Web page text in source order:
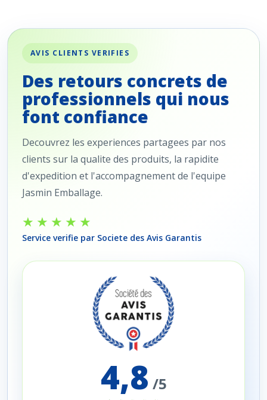
AVIS CLIENTS VERIFIES
Des retours concrets de
professionnels qui nous
font confiance
Decouvrez les experiences partagees par nos
clients sur la qualite des produits, la rapidite
d'expedition et l'accompagnement de l'equipe
Jasmin Emballage.
★★★★★
Service verifie par Societe des Avis Garantis
4,8 /5